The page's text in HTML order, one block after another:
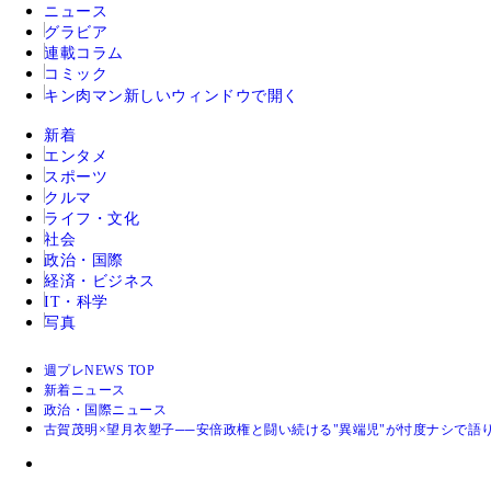
ニュース
グラビア
連載コラム
コミック
キン肉マン 新しいウィンドウで開く
新着
エンタメ
スポーツ
クルマ
ライフ・文化
社会
政治・国際
経済・ビジネス
IT・科学
写真
週プレNEWS TOP
新着ニュース
政治・国際ニュース
古賀茂明×望月衣塑子──安倍政権と闘い続ける"異端児"が忖度ナシで語